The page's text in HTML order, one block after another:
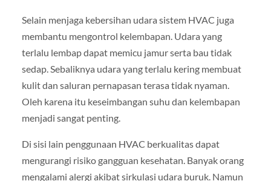
Selain menjaga kebersihan udara sistem HVAC juga
membantu mengontrol kelembapan. Udara yang
terlalu lembap dapat memicu jamur serta bau tidak
sedap. Sebaliknya udara yang terlalu kering membuat
kulit dan saluran pernapasan terasa tidak nyaman.
Oleh karena itu keseimbangan suhu dan kelembapan
menjadi sangat penting.
Di sisi lain penggunaan HVAC berkualitas dapat
mengurangi risiko gangguan kesehatan. Banyak orang
mengalami alergi akibat sirkulasi udara buruk. Namun